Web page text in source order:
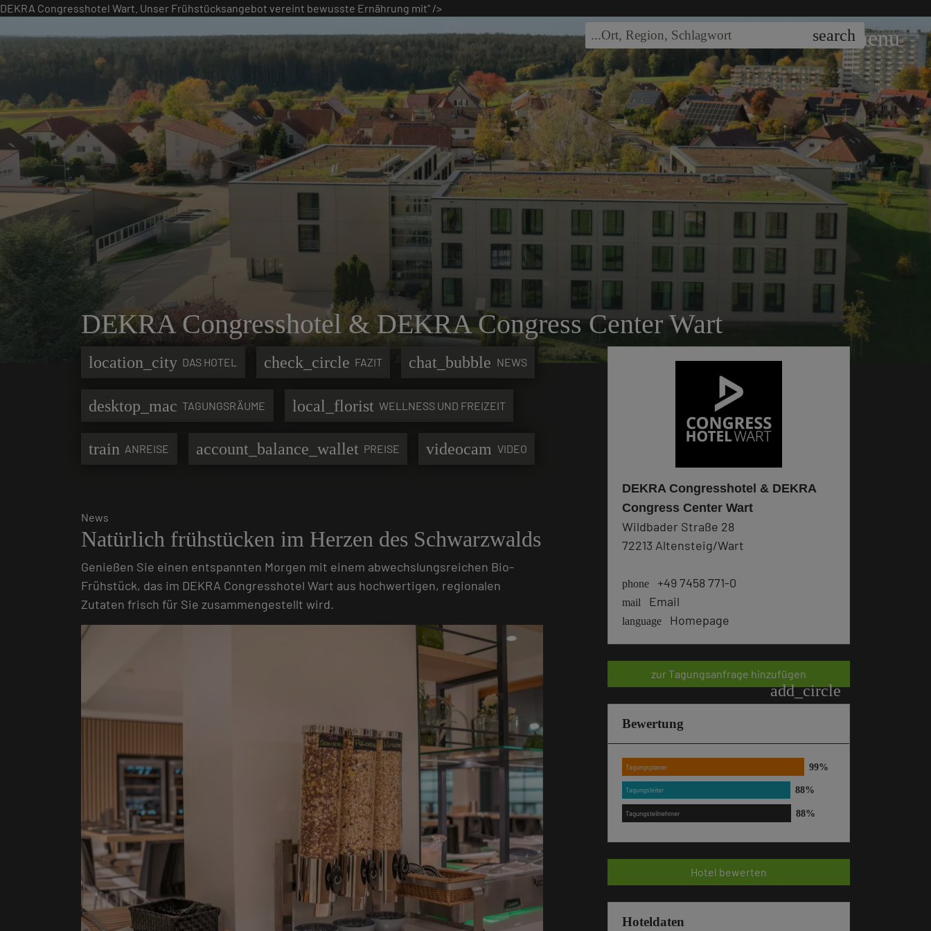
DEKRA Congresshotel Wart. Unser Frühstücksangebot vereint bewusste Ernährung mit" />
...Ort, Region, Schlagwort searchmenu
DEKRA Congresshotel & DEKRA Congress Center Wart
location_city DAS HOTEL check_circle FAZIT chat_bubble NEWS
desktop_mac TAGUNGSRÄUME local_florist WELLNESS UND FREIZEIT
train ANREISE account_balance_wallet PREISE videocam VIDEO
News
Natürlich frühstücken im Herzen des Schwarzwalds
Genießen Sie einen entspannten Morgen mit einem abwechslungsreichen Bio-
Frühstück, das im DEKRA Congresshotel Wart aus hochwertigen, regionalen
Zutaten frisch für Sie zusammengestellt wird.
DEKRA Congresshotel & DEKRA
Congress Center Wart
Wildbader Straße 28
72213 Altensteig/Wart
phone +49 7458 771-0
mail Email
language Homepage
zur Tagungsanfrage hinzufügen
add_circle
Bewertung
Tagungsplaner
Tagungsleiter
Tagungsteilnehmer
Hotel bewerten
Hoteldaten